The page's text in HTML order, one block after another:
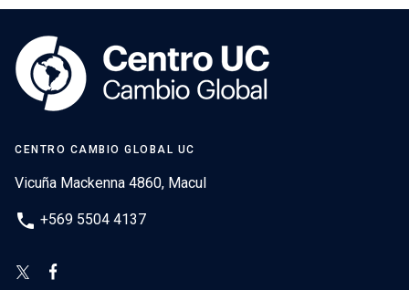
CENTRO CAMBIO GLOBAL UC
Vicuña Mackenna 4860, Macul
phone +569 5504 4137